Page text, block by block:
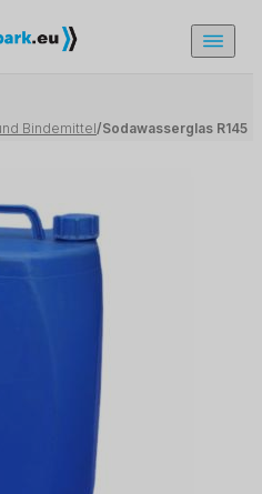
Bindemittel/Sodawasserglas R145